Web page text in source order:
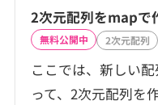
2次元配列をmapで
無料公開中 2次元配列
ここでは、新しい
って、2次元配列を